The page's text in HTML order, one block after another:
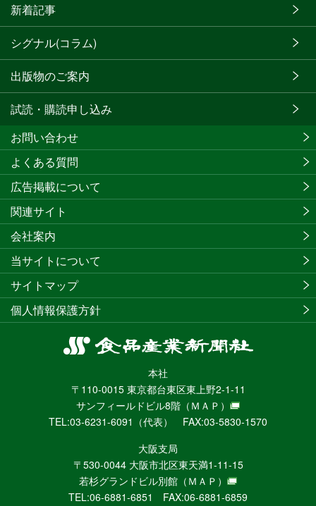
新着記事
シグナル(コラム)
出版物のご案内
試読・購読申し込み
食
産
業
新
聞
社
ニ
ュ
ー
本社
〒110-0015 東京都台東区東上野2-1-11
サンフィールドビル8階 （ＭＡＰ）
TEL:03-6231-6091（代表） FAX:03-5830-1570
大阪支局
〒530-0044 大阪市北区東天満1-11-15
若杉グランドビル別館 （ＭＡＰ）
TEL:06-6881-6851 FAX:06-6881-6859
お問い合わせ
よくある質問
広告掲載について
関連サイト
会社案内
当サイトについて
サイトマップ
個人情報保護方針